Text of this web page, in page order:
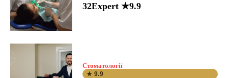
32Expert ★9.9
Стоматології
★ 9.9